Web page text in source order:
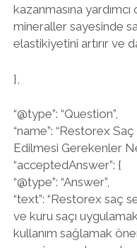
kazanmasına
mineraller sayesinde
elastikiyetini artırır ve
},
“@type”: “Question”,
“name”: “Restorex
Edilmesi Gerekenler
“acceptedAnswer”: {
“@type”: “Answer”,
“text”: “Restorex saç
ve kuru saçı
kullanım sağlamak